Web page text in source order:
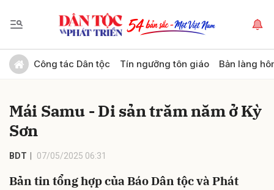
Công tác Dân tộc Tín ngưỡng tôn giáo Bản làng
Mái Samu - Di sản trăm năm ở Kỳ
Sơn
BDT 07/05/2025 06:31
Bản tin tổng hợp của Báo Dân tộc và Phát
Gửi bình luận
Hủy Gửi